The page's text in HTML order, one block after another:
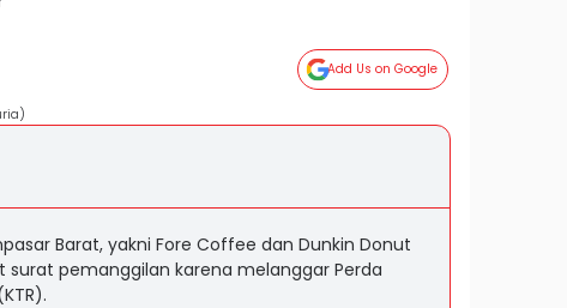
Add Us on Google
Barat, yakni Fore Coffee dan Dunkin Donut
surat pemanggilan karena melanggar Perda